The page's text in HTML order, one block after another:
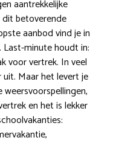
aantrekkelijke
dit betoverende
aanbod vind je in
minute houdt in:
voor vertrek. In veel
Maar het levert je
en het is lekker